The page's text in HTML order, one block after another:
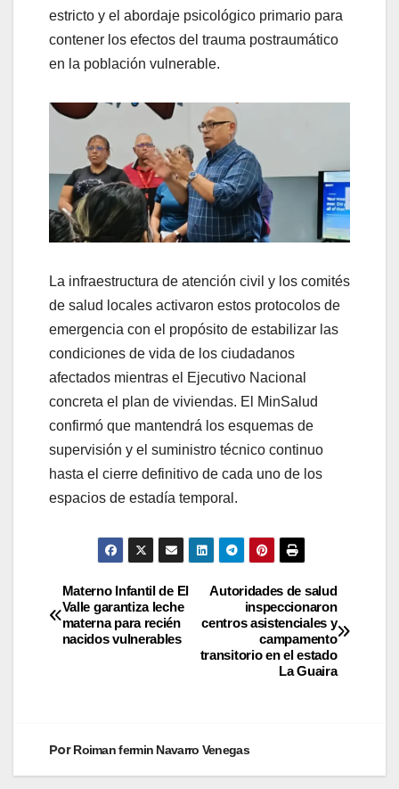
estricto y el abordaje psicológico primario para
contener los efectos del trauma postraumático
en la población vulnerable.
La infraestructura de atención civil y los comités
de salud locales activaron estos protocolos de
emergencia con el propósito de estabilizar las
condiciones de vida de los ciudadanos
afectados mientras el Ejecutivo Nacional
concreta el plan de viviendas. El MinSalud
confirmó que mantendrá los esquemas de
supervisión y el suministro técnico continuo
hasta el cierre definitivo de cada uno de los
espacios de estadía temporal.
Autoridades de salud
inspeccionaron
centros asistenciales y
campamento
transitorio en el estado
La Guaira
Materno Infantil de El
Valle garantiza leche
materna para recién
nacidos vulnerables
PorRoiman fermin Navarro Venegas